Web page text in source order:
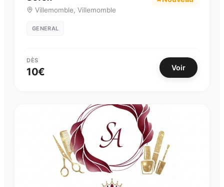
Villemomble, Villemomble
GENERAL
DÈS
10€ Voir